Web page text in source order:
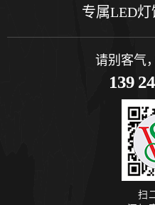
专属LED
请别客气
139
扫